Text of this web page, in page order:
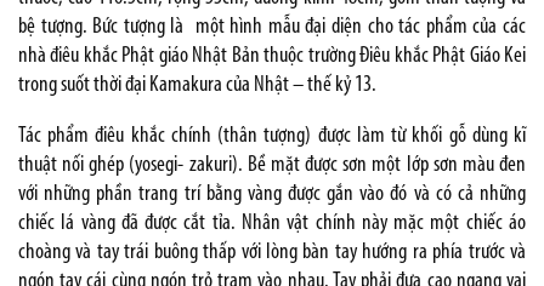
bệ tượng. Bức tượng là
một hình mẫu đại diện cho tác phẩm của các
nhà điêu khắc Phật giáo Nhật Bản thuộc trường Điêu khắc Phật Giáo Kei
trong suốt thời đại Kamakura của Nhật – thế kỷ 13.
Tác phẩm điêu khắc chính (thân tượng) được làm từ khối gỗ dùng kĩ
thuật nối ghép (yosegi- zakuri). Bề mặt được sơn một lớp sơn màu đen
với những phần trang trí bằng vàng được gắn vào đó và có cả những
chiếc lá vàng đã được cắt tỉa. Nhân vật chính này mặc một chiếc áo
choàng và tay trái buông thấp với lòng bàn tay hướng ra phía trước và